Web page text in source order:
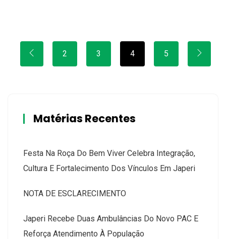
2 3 4 5
Matérias Recentes
Festa Na Roça Do Bem Viver Celebra Integração,
Cultura E Fortalecimento Dos Vínculos Em Japeri
NOTA DE ESCLARECIMENTO
Japeri Recebe Duas Ambulâncias Do Novo PAC E
Reforça Atendimento À População